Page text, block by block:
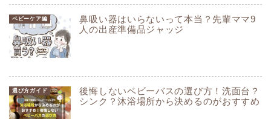
ベビーケア編
鼻吸い器はいらないって本当？先輩ママ9
人の出産準備品ジャッジ
選び方ガイド
後悔しないベビーバスの選び方！洗面台？
シンク？沐浴場所から決めるのがおすすめ